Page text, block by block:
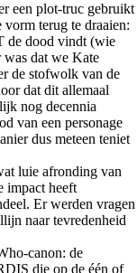
een plot-truc gebruikt
vorm terug te draaien:
de dood vindt (wie
was dat we Kate
de stofwolk van de
dat dit allemaal
nog decennia
van een personage
dus meteen teniet
luie afronding van
impact heeft
Er werden vragen
naar tevredenheid
canon: de
die op de één of